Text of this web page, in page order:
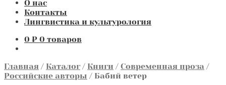
О нас
Контакты
Лингвистика и культурология
0 ₽ 0 товаров
Главная / Каталог / Книги / Современная проза /
Российские авторы / Бабий ветер